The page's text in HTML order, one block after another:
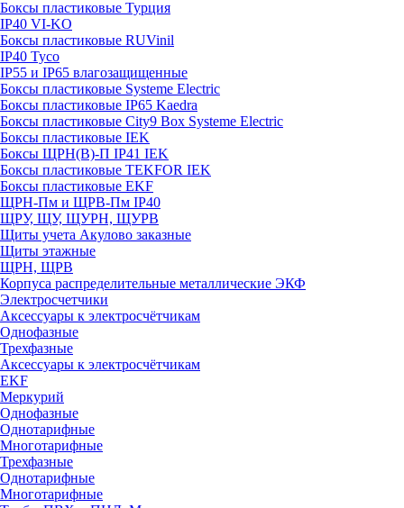
Боксы пластиковые Турция
IP40 VI-KO
Боксы пластиковые RUVinil
IP40 Тусо
IP55 и IP65 влагозащищенные
Боксы пластиковые Systeme Electric
Боксы пластиковые IP65 Kaedra
Боксы пластиковые City9 Box Systeme Electric
Боксы пластиковые IEK
Боксы ЩРН(В)-П IP41 IEK
Боксы пластиковые TEKFOR IEK
Боксы пластиковые EKF
ЩРН-Пм и ЩРВ-Пм IP40
ЩРУ, ЩУ, ЩУРН, ЩУРВ
Щиты учета Акулово заказные
Щиты этажные
ЩРН, ЩРВ
Корпуса распределительные металлические ЭКФ
Электросчетчики
Аксессуары к электросчётчикам
Однофазные
Трехфазные
Аксессуары к электросчётчикам
EKF
Меркурий
Однофазные
Однотарифные
Многотарифные
Трехфазные
Однотарифные
Многотарифные